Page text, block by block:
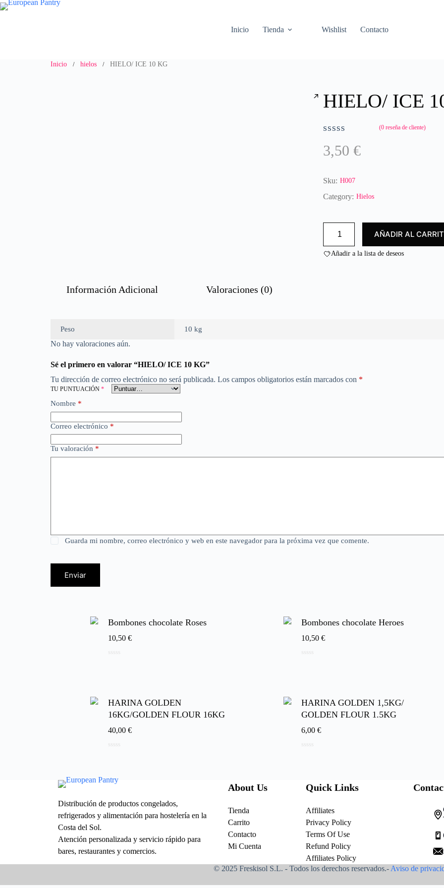
Saltar
al
Inicio
Tienda Wishlist Contacto
Inicio / hielos / HIELO/ ICE 10 KG
HIELO/ ICE
a
r
a
d
c
0
(0 reseña de cliente)
3,50 €
Sku: H007
Category: Hielos
KG
AÑADIR AL
Añadir a la lista de deseos
Información Adicional Valoraciones (0)
Peso 10 kg
No hay valoraciones aún.
Sé el primero en valorar “HIELO/ ICE 10 KG”
Tu dirección de correo electrónico no será publicada. Los campos obligatorios están marcados con *
TU PUNTUACIÓN *
Nombre *
Correo electrónico *
Tu valoración *
Guarda mi nombre, correo electrónico y web en este navegador para la próxima vez que comente.
Enviar
Bombones chocolate Roses
10,50 €
Bombones chocolate Heroes
10,50 €
HARINA GOLDEN
16KG/GOLDEN FLOUR 16KG
40,00 €
5
HARINA GOLDEN 1,5KG/
GOLDEN FLOUR 1.5KG
6,00 €
Distribución de productos congelados,
refrigerados y alimentación para hostelería en la
Costa del Sol.
Atención personalizada y servicio rápido para
bares, restaurantes y comercios.
About Us
Tienda
Carrito
Contacto
Mi Cuenta
Quick Links
Affiliates
Privacy Policy
Terms Of Use
Refund Policy
Affiliates Policy
© 2025 Freskisol S.L. - Todos los derechos reservados.- Aviso de